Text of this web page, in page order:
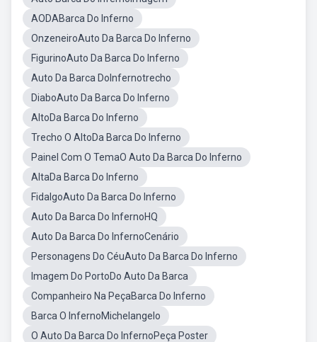
AODABarca Do Inferno
OnzeneiroAuto Da Barca Do Inferno
FigurinoAuto Da Barca Do Inferno
Auto Da Barca DoInfernotrecho
DiaboAuto Da Barca Do Inferno
AltoDa Barca Do Inferno
Trecho O AltoDa Barca Do Inferno
Painel Com O TemaO Auto Da Barca Do Inferno
AltaDa Barca Do Inferno
FidalgoAuto Da Barca Do Inferno
Auto Da Barca Do InfernoHQ
Auto Da Barca Do InfernoCenário
Personagens Do CéuAuto Da Barca Do Inferno
Imagem Do PortoDo Auto Da Barca
Companheiro Na PeçaBarca Do Inferno
Barca O InfernoMichelangelo
O Auto Da Barca Do InfernoPeça Poster